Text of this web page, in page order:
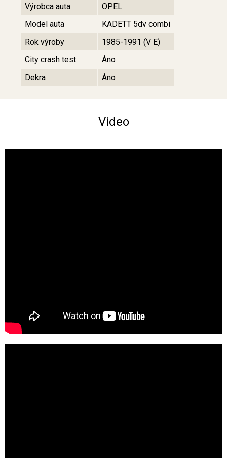
Výrobca auta
OPEL
Model auta
KADETT 5dv combi
Rok výroby
1985-1991 (V E)
City crash test
Áno
Dekra
Áno
Video